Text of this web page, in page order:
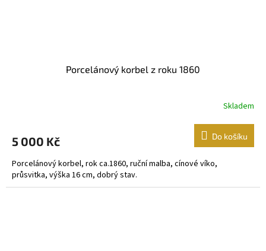
Porcelánový korbel z roku 1860
Skladem
5 000 Kč Do košíku
Porcelánový korbel, rok ca.1860, ruční malba, cínové víko,
průsvitka, výška 16 cm, dobrý stav.